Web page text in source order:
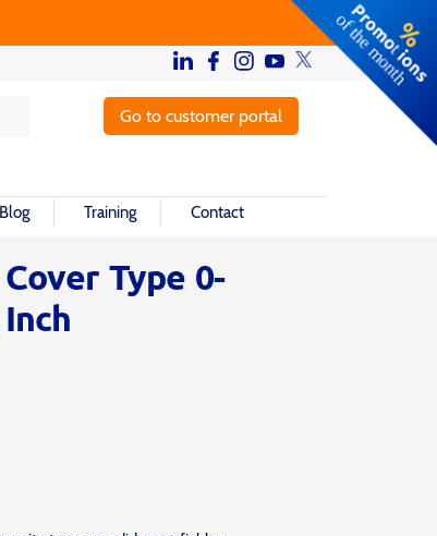
Go to customer portal
Blog Training Contact
Type 0-
Inch